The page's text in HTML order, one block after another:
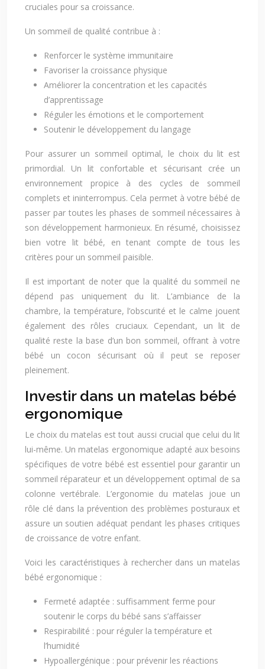
cruciales pour sa croissance.
Un sommeil de qualité contribue à :
Renforcer le système immunitaire
Favoriser la croissance physique
Améliorer la concentration et les capacités
d’apprentissage
Réguler les émotions et le comportement
Soutenir le développement du langage
Pour assurer un sommeil optimal, le choix du lit est
primordial. Un lit confortable et sécurisant crée un
environnement propice à des cycles de sommeil
complets et ininterrompus. Cela permet à votre bébé de
passer par toutes les phases de sommeil nécessaires à
son développement harmonieux. En résumé, choisissez
bien votre lit bébé, en tenant compte de tous les
critères pour un sommeil paisible.
Il est important de noter que la qualité du sommeil ne
dépend pas uniquement du lit. L’ambiance de la
chambre, la température, l’obscurité et le calme jouent
également des rôles cruciaux. Cependant, un lit de
qualité reste la base d’un bon sommeil, offrant à votre
bébé un cocon sécurisant où il peut se reposer
pleinement.
Investir dans un matelas bébé
ergonomique
Le choix du matelas est tout aussi crucial que celui du lit
lui-même. Un matelas ergonomique adapté aux besoins
spécifiques de votre bébé est essentiel pour garantir un
sommeil réparateur et un développement optimal de sa
colonne vertébrale. L’ergonomie du matelas joue un
rôle clé dans la prévention des problèmes posturaux et
assure un soutien adéquat pendant les phases critiques
de croissance de votre enfant.
Voici les caractéristiques à rechercher dans un matelas
bébé ergonomique :
Fermeté adaptée : suffisamment ferme pour
soutenir le corps du bébé sans s’affaisser
Respirabilité : pour réguler la température et
l’humidité
Hypoallergénique : pour prévenir les réactions